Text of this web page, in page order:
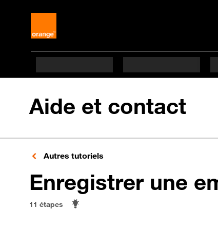
Aide et contact
Autres tutoriels
Enregistrer une
11 étapes